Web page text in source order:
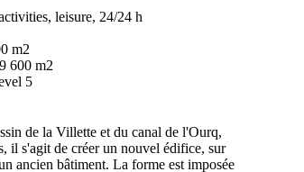
leisure, 24/24 h
m2
600 m2
5
de la Villette et du canal de l'Ourq,
il s'agit de créer un nouvel édifice, sur
ancien bâtiment. La forme est imposée